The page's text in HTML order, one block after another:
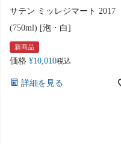
サテン ミッレジマート 2017
(750ml) [泡・白]
新商品
価格 ¥10,010税込
詳細を見る